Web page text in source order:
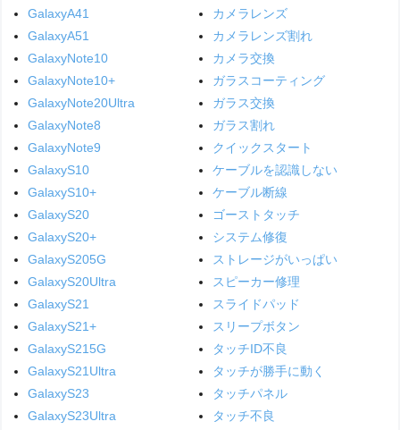
GalaxyA41
GalaxyA51
GalaxyNote10
GalaxyNote10+
GalaxyNote20Ultra
GalaxyNote8
GalaxyNote9
GalaxyS10
GalaxyS10+
GalaxyS20
GalaxyS20+
GalaxyS205G
GalaxyS20Ultra
GalaxyS21
GalaxyS21+
GalaxyS215G
GalaxyS21Ultra
GalaxyS23
GalaxyS23Ultra
カメラレンズ
カメラレンズ割れ
カメラ交換
ガラスコーティング
ガラス交換
ガラス割れ
クイックスタート
ケーブルを認識しない
ケーブル断線
ゴーストタッチ
システム修復
ストレージがいっぱい
スピーカー修理
スライドパッド
スリープボタン
タッチID不良
タッチが勝手に動く
タッチパネル
タッチ不良